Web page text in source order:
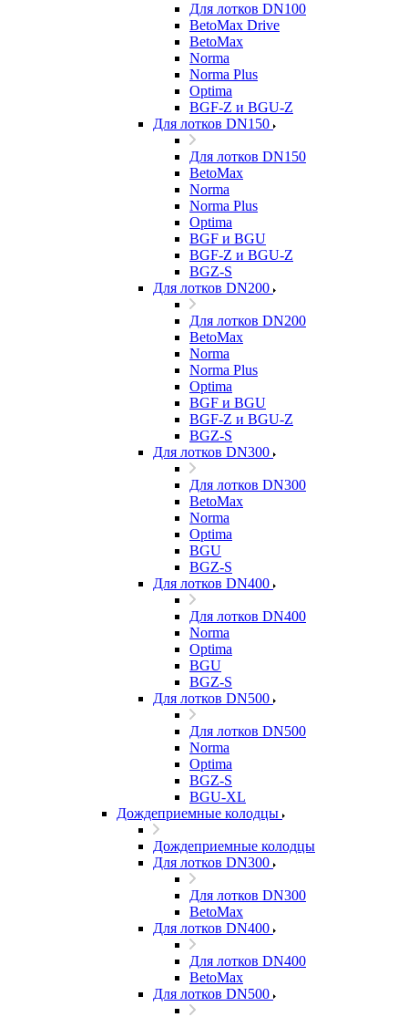
Для лотков DN100
BetoMax Drive
BetoMax
Norma
Norma Plus
Optima
BGF-Z и BGU-Z
Для лотков DN150
Для лотков DN150
BetoMax
Norma
Norma Plus
Optima
BGF и BGU
BGF-Z и BGU-Z
BGZ-S
Для лотков DN200
Для лотков DN200
BetoMax
Norma
Norma Plus
Optima
BGF и BGU
BGF-Z и BGU-Z
BGZ-S
Для лотков DN300
Для лотков DN300
BetoMax
Norma
Optima
BGU
BGZ-S
Для лотков DN400
Для лотков DN400
Norma
Optima
BGU
BGZ-S
Для лотков DN500
Для лотков DN500
Norma
Optima
BGZ-S
BGU-XL
Дождеприемные колодцы
Дождеприемные колодцы
Для лотков DN300
Для лотков DN300
BetoMax
Для лотков DN400
Для лотков DN400
BetoMax
Для лотков DN500